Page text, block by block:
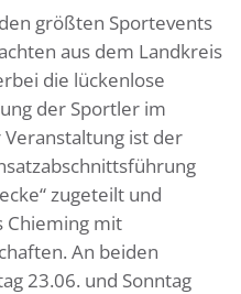
größten Sportevents
aus dem Landkreis
die lückenlose
der Sportler im
ist der
zugeteilt und
Chieming mit
An beiden
23.06. und Sonntag